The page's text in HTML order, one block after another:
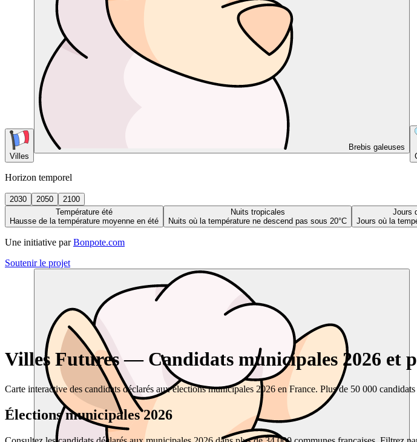
Villes
Brebis galeuses
Horizon temporel
2030 2050
2100
Température été
Hausse de la température moyenne en été
Nuits tropicales
Nuits où la température ne descend pas sous 20°C
Jours
Jours où la
Une initiative par Bonpote.com
Soutenir le projet
Villes Futures — Candidats municipales 2026 et
Carte interactive des candidats déclarés aux élections municipales 2026 en France. Plus de 50 000
Élections municipales 2026